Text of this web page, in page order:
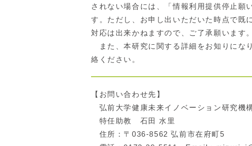
されない場合には、「情報利用提供停止願
す。ただし、お申し出いただいた時点で既
対応は出来かねますので、ご了承願います。
また、本研究に関する詳細をお知りにな
絡ください。
【お問い合わせ先】
弘前大学健康未来イノベーション研究機
特任助教 石田 水里
住所：〒036-8562 弘前市在府町5